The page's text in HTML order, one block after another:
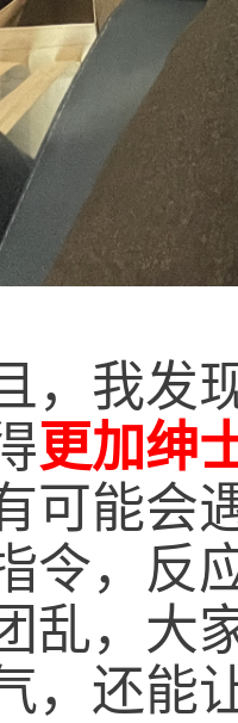
我发现
更加绅
可能会
令，反
乱，大
，还能